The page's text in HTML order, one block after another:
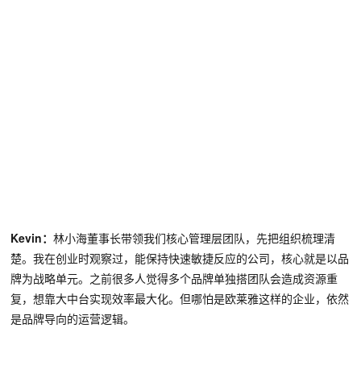
Kevin ： 林小海董事长带领我们核心管理层团队， 先把组织梳理清
楚。我在创业时观察过，能保持快速敏捷反应的公司，核心就是以品
牌为战略单元。之前很多人觉得多个品牌单独搭团队会造成资源重
复，想靠大中台实现效率最大化。但哪怕是欧莱雅这样的企业，依然
是品牌导向的运营逻辑。